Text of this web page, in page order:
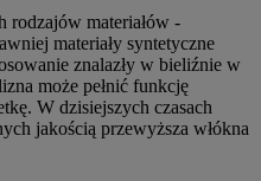
rodzajów materiałów -
materiały syntetyczne
znalazły w bieliźnie w
może pełnić funkcję
W dzisiejszych czasach
jakością przewyższa włókna